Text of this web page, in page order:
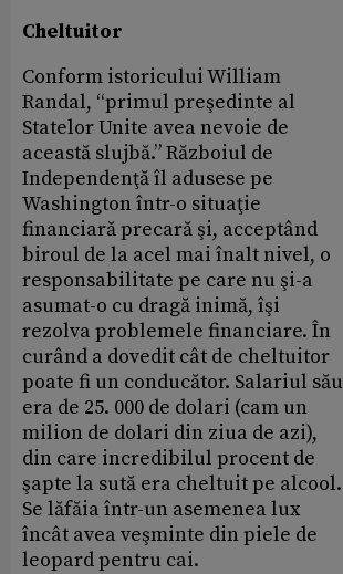
Cheltuitor
Conform istoricului William
Randal, “primul preşedinte al
Statelor Unite avea nevoie de
această slujbă.” Războiul de
Independenţă îl adusese pe
Washington într-o situaţie
financiară precară şi, acceptând
biroul de la acel mai înalt nivel, o
responsabilitate pe care nu şi-a
asumat-o cu dragă inimă, îşi
rezolva problemele financiare. În
curând a dovedit cât de cheltuitor
poate fi un conducător. Salariul său
era de 25. 000 de dolari (cam un
milion de dolari din ziua de azi),
din care incredibilul procent de
şapte la sută era cheltuit pe alcool.
Se lăfăia într-un asemenea lux
încât avea veşminte din piele de
leopard pentru cai.